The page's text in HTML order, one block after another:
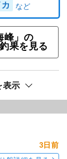
峰」の
果を見る
表示
3日前